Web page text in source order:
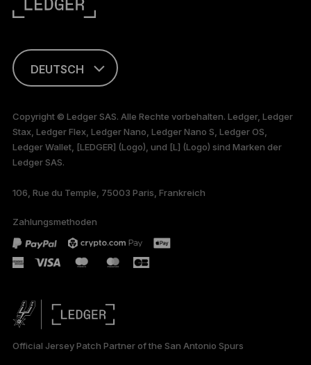
DEUTSCH
FRANÇAIS
TÜRKÇE
PORTUGUÊS
ESPAÑOL
РУССКИЙ
日本語
Copyright © Ledger SAS. Alle Rechte vorbehalten. Ledger, Ledger
Stax, Ledger Flex, Ledger Nano, Ledger Nano S, Ledger OS,
Ledger Wallet, [LEDGER] (Logo), und [L] (Logo) sind Marken der
Ledger SAS.
106, Rue du Temple, 75003 Paris, Frankreich
Zahlungsmethoden
Official Jersey Patch Partner of the San Antonio Spurs